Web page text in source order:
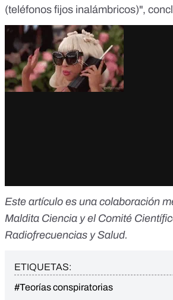
(teléfonos fijos inalámbricos)",
Este artículo es una colaboración
Maldita Ciencia y el Comité
Radiofrecuencias y Salud.
ETIQUETAS:
#Teorías conspiratorias